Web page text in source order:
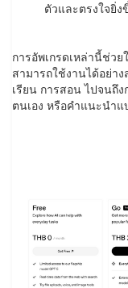
ตัวและตรงใจยิ่ง
การอัพเกรดเหล่านี้ช่ว
สามารถใช้งานได้อย่า
เรียน การสอน ไปจนถึ
ตนเอง หรือคำแนะนำแ